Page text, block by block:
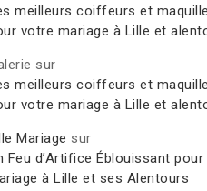
meilleurs coiffeurs et
votre mariage à Lille et
sur
meilleurs coiffeurs et
votre mariage à Lille et
Mariage sur
Feu d’Artifice Éblouissant
à Lille et ses Alentours